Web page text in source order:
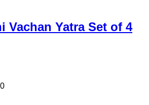
Vachan Yatra Set of 4
0